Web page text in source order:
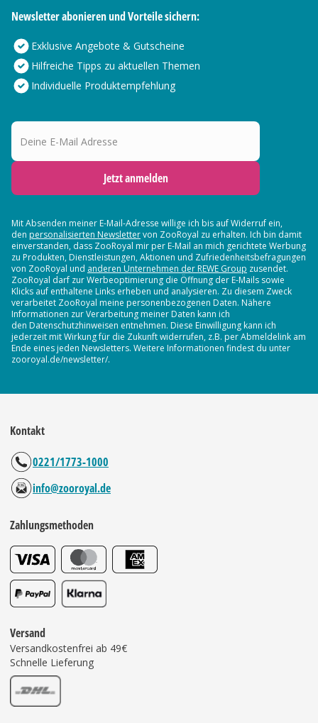
Newsletter abonieren und Vorteile sichern:
Exklusive Angebote & Gutscheine
Hilfreiche Tipps zu aktuellen Themen
Individuelle Produktempfehlung
Deine E-Mail Adresse
Jetzt anmelden
Mit Absenden meiner E-Mail-Adresse willige ich bis auf Widerruf ein,
den personalisierten Newslettervon ZooRoyal zu erhalten. Ich bin damit
einverstanden, dass ZooRoyal mir per E-Mail an mich gerichtete Werbung
zu Produkten, Dienstleistungen, Aktionen und Zufriedenheitsbefragungen
von ZooRoyal und anderen Unternehmen der REWE Group zusendet.
ZooRoyal darf zur Werbeoptimierung die Öffnung der E-Mails sowie
Klicks auf enthaltene Links erheben und analysieren. Zu diesem Zweck
verarbeitet ZooRoyal meine personenbezogenen Daten. Nähere
Informationen zur Verarbeitung meiner Daten kann ich
den Datenschutzhinweisen entnehmen. Diese Einwilligung kann ich
jederzeit mit Wirkung für die Zukunft widerrufen, z.B. per Abmeldelink am
Ende eines jeden Newsletters. Weitere Informationen findest du unter
zooroyal.de/newsletter/.
Kontakt
0221/1773-1000
info@zooroyal.de
Zahlungsmethoden
Versand
Versandkostenfrei ab 49€
Schnelle Lieferung